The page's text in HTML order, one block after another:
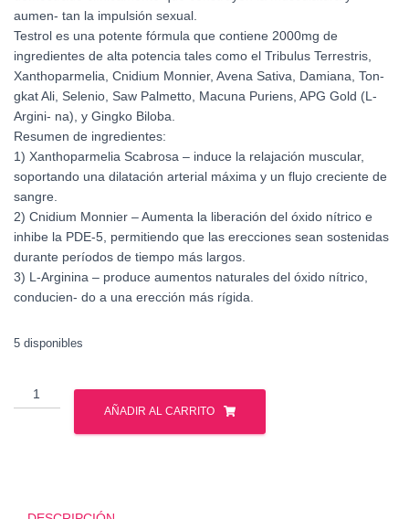
aumen- tan la impulsión sexual.
Testrol es una potente fórmula que contiene 2000mg de
ingredientes de alta potencia tales como el Tribulus Terrestris,
Xanthoparmelia, Cnidium Monnier, Avena Sativa, Damiana, Ton-
gkat Ali, Selenio, Saw Palmetto, Macuna Puriens, APG Gold (L-
Argini- na), y Gingko Biloba.
Resumen de ingredientes:
1) Xanthoparmelia Scabrosa – induce la relajación muscular,
soportando una dilatación arterial máxima y un flujo creciente de
sangre.
2) Cnidium Monnier – Aumenta la liberación del óxido nítrico e
inhibe la PDE-5, permitiendo que las erecciones sean sostenidas
durante períodos de tiempo más largos.
3) L-Arginina – produce aumentos naturales del óxido nítrico,
conducien- do a una erección más rígida.
5 disponibles
Gat
-
AÑADIR AL CARRITO